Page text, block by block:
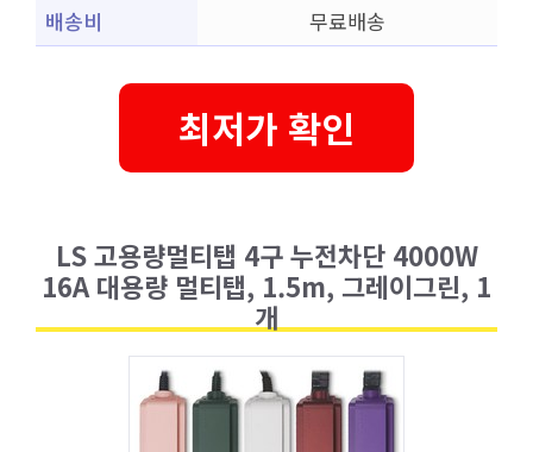
배송비
무료배송
최저가 확인
LS 고용량멀티탭 4구 누전차단 4000W
16A 대용량 멀티탭, 1.5m, 그레이그린, 1
개